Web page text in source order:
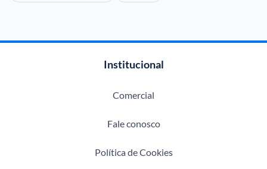
Institucional
Comercial
Fale conosco
Política de Cookies